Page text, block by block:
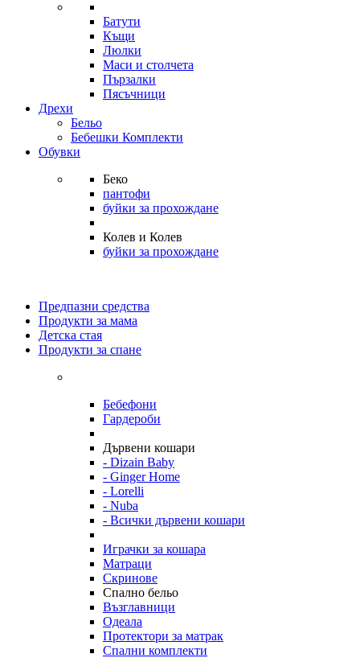
Батути
Къщи
Люлки
Маси и столчета
Пързалки
Пясъчници
Дрехи
Бельо
Бебешки Комплекти
Обувки
Беко
пантофи
буйки за прохождане
Колев и Колев
буйки за прохождане
Предпазни средства
Продукти за мама
Детска стая
Продукти за спане
Бебефони
Гардероби
Дървени кошари
- Dizain Baby
- Ginger Home
- Lorelli
- Nuba
- Всички дървени кошари
Играчки за кошара
Матраци
Скринове
Спално бельо
Възглавници
Одеала
Протектори за матрак
Спални комплекти